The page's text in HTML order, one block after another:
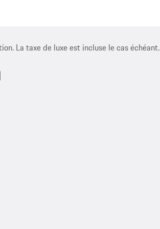
La taxe de luxe est incluse le cas échéant.